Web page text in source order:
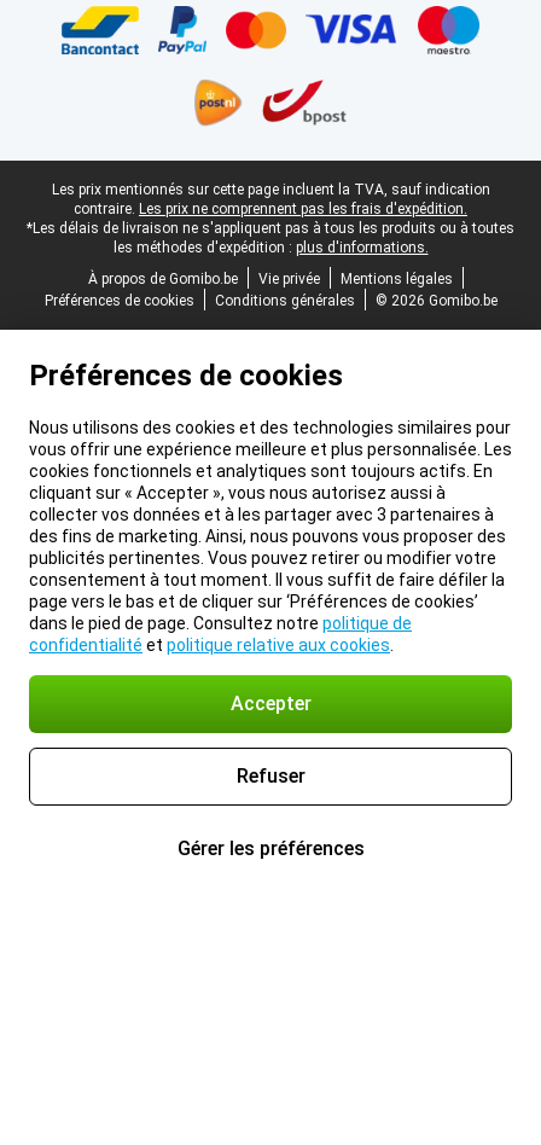
Pied-de-page légal
Les prix mentionnés sur cette page incluent la TVA, sauf indication
contraire. Les prix ne comprennent pas les frais d'expédition.
*Les délais de livraison ne s'appliquent pas à tous les produits ou à toutes
les méthodes d'expédition : plus d'informations.
À propos de Gomibo.be
Vie privée
Mentions légales
Préférences de cookies
Conditions générales © 2026 Gomibo.be
Préférences de cookies
Nous utilisons des cookies et des technologies similaires pour
vous offrir une expérience meilleure et plus personnalisée. Les
cookies fonctionnels et analytiques sont toujours actifs. En
cliquant sur « Accepter », vous nous autorisez aussi à
collecter vos données et à les partager avec 3 partenaires à
des fins de marketing. Ainsi, nous pouvons vous proposer des
publicités pertinentes. Vous pouvez retirer ou modifier votre
consentement à tout moment. Il vous suffit de faire défiler la
page vers le bas et de cliquer sur ‘Préférences de cookies’
dans le pied de page. Consultez notre politique de
confidentialité et politique relative aux cookies
Accepter
Refuser
Gérer les préférences